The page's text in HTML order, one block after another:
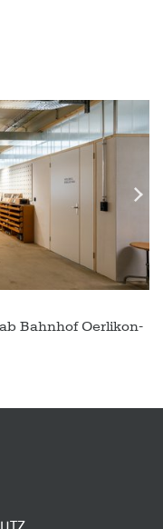
Bahnhof Oerlikon-